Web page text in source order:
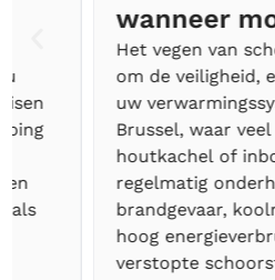
wanneer moet je
Het vegen van
om de veiligheid,
uw verwarmingssysteem
Brussel, waar veel
houtkachel of
regelmatig onderhoud
brandgevaar,
hoog energieverbruik te
verstopte schoorsteen